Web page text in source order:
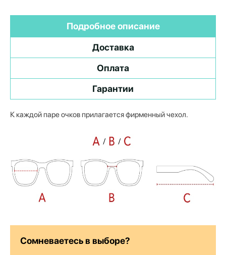
Подробное описание
Доставка
Оплата
Гарантии
К каждой паре очков прилагается фирменный чехол.
Сомневаетесь в выборе?